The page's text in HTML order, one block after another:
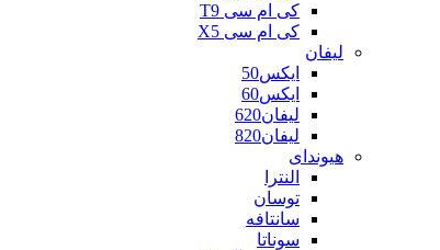
کی ام سی T9
کی ام سی X5
لیفان
ایکس50
ایکس60
لیفان620
لیفان820
هیوندای
النترا
توسان
سانتافه
سوناتا